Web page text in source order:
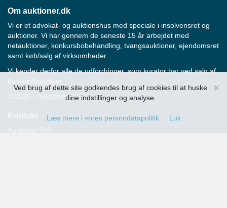
×
Ved brug af dette site godkendes brug af cookies til at huske
dine indstillinger og analyse.
Læs mere i vores persondatapolitik Luk
Om auktioner.dk
Vi er et advokat- og auktionshus med speciale i insolvensret og
auktioner. Vi har gennem de seneste 15 år arbejdet med
netauktioner, konkursbobehandling, tvangsauktioner, ejendomsret
samt køb/salg af virksomheder.
Vi kender derfor alle de udfordringer, som kurator har ved salg af
konkursboaktiver.
© 2026 - Auktioner P/S
Kontakt
Auktioner P/S